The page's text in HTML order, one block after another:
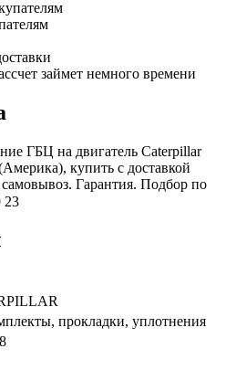
займет немного времени
ГБЦ на двигатель Caterpillar
купить с доставкой
Гарантия. Подбор по
23
прокладки, уплотнения